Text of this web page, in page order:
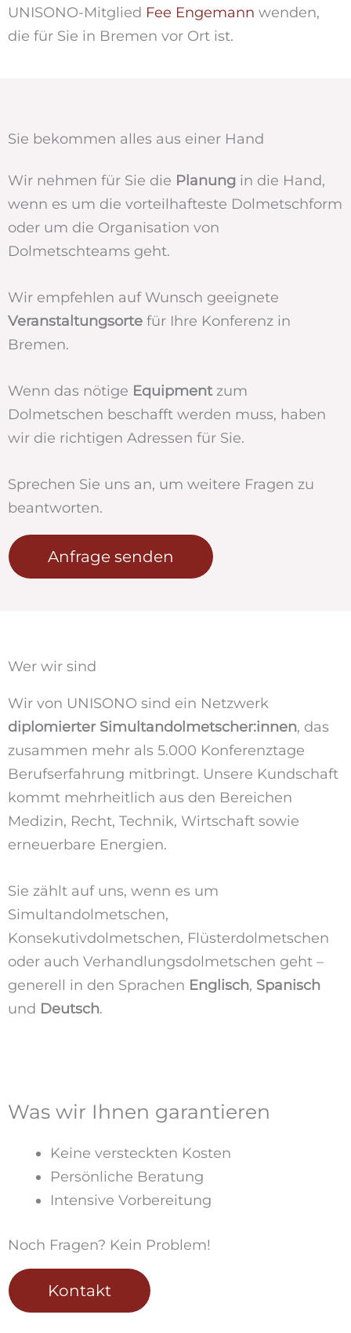
UNISONO-Mitglied Fee Engemann wenden,
die für Sie in Bremen vor Ort ist.
Sie bekommen alles aus einer Hand
Wir nehmen für Sie die Planung in die Hand,
wenn es um die vorteilhafteste Dolmetschform
oder um die Organisation von
Dolmetschteams geht.
Wir empfehlen auf Wunsch geeignete
Veranstaltungsorte für Ihre Konferenz in
Bremen.
Wenn das nötige Equipmentzum
Dolmetschen beschafft werden muss, haben
wir die richtigen Adressen für Sie.
Sprechen Sie uns an, um weitere Fragen zu
beantworten.
Anfrage senden
Wer wir sind
Wir von UNISONO sind ein Netzwerk
diplomierter Simultandolmetscher:innen, das
zusammen mehr als 5.000 Konferenztage
Berufserfahrung mitbringt. Unsere Kundschaft
kommt mehrheitlich aus den Bereichen
Medizin, Recht, Technik, Wirtschaft sowie
erneuerbare Energien.
Sie zählt auf uns, wenn es um
Simultandolmetschen,
Konsekutivdolmetschen, Flüsterdolmetschen
oder auch Verhandlungsdolmetschen geht –
generell in den Sprachen Englisch, Spanisch
und Deutsch.
Was wir Ihnen garantieren
Keine versteckten Kosten
Persönliche Beratung
Intensive Vorbereitung
Noch Fragen? Kein Problem!
Kontakt